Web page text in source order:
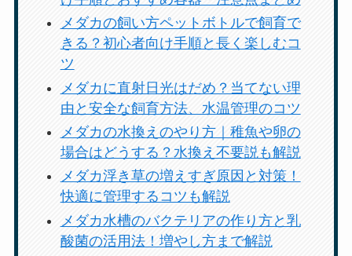
メダカの飼い方ペットボトルで飼育で
きる？初心者向け手順と長く楽しむコ
ツ
メダカに直射日光はだめ？当てない理
由と安全な飼育方法、水温管理のコツ
メダカの水換えのやり方｜稚魚や卵の
場合はどうする？水換え不要説も解説
メダカ浮き草の増えすぎ原因と対策！
快適に管理するコツも解説
メダカ水槽のバクテリアの作り方と乳
酸菌の活用法！増やし方まで解説